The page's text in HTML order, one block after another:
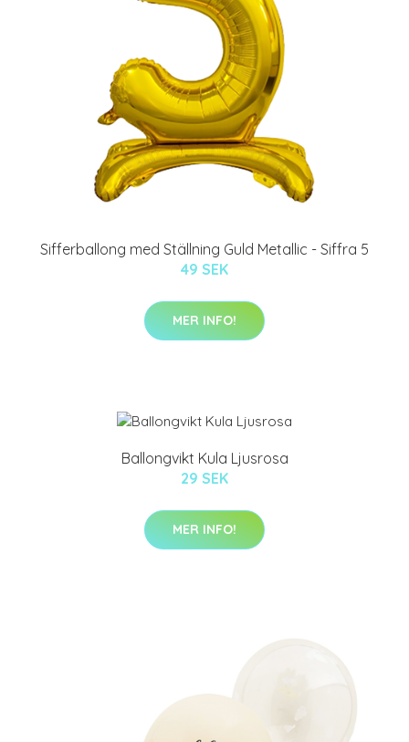
Sifferballong med Ställning Guld Metallic - Siffra 5
49 SEK
MER INFO!
Ballongvikt Kula Ljusrosa
29 SEK
MER INFO!